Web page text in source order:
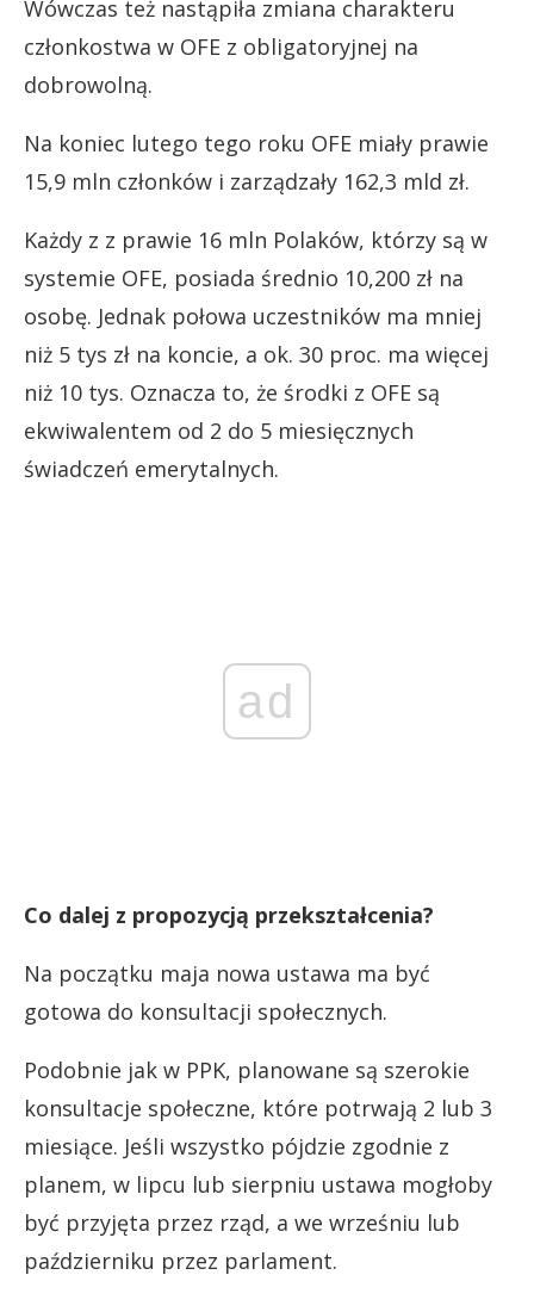
Wówczas też nastąpiła zmiana charakteru
członkostwa w OFE z obligatoryjnej na
dobrowolną.
Na koniec lutego tego roku OFE miały prawie
15,9 mln członków i zarządzały 162,3 mld zł.
Każdy z z prawie 16 mln Polaków, którzy są w
systemie OFE, posiada średnio 10,200 zł na
osobę. Jednak połowa uczestników ma mniej
niż 5 tys zł na koncie, a ok. 30 proc. ma więcej
niż 10 tys. Oznacza to, że środki z OFE są
ekwiwalentem od 2 do 5 miesięcznych
świadczeń emerytalnych.
ad
Co dalej z propozycją przekształcenia?
Na początku maja nowa ustawa ma być
gotowa do konsultacji społecznych.
Podobnie jak w PPK, planowane są szerokie
konsultacje społeczne, które potrwają 2 lub 3
miesiące. Jeśli wszystko pójdzie zgodnie z
planem, w lipcu lub sierpniu ustawa mogłoby
być przyjęta przez rząd, a we wrześniu lub
październiku przez parlament.